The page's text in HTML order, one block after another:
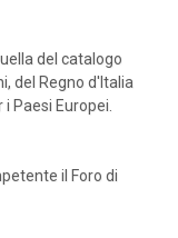
del catalogo
del Regno d'Italia
Paesi Europei.
il Foro di